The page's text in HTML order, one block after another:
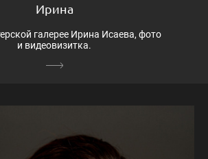
Ирина
галерее Ирина Исаева, фото
и видеовизитка.